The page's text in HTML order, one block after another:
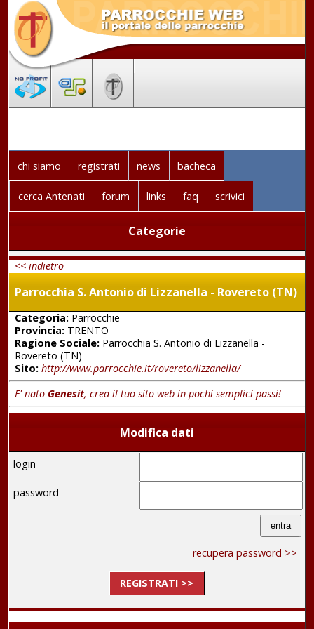
chi siamo registrati news bacheca
cerca Antenati forum links faq scrivici
Categorie
<< indietro
Parrocchia S. Antonio di Lizzanella - Rovereto (TN)
Categoria:Parrocchie
Provincia:TRENTO
Ragione Sociale:Parrocchia S. Antonio di Lizzanella -
Rovereto (TN)
Sito: http://www.parrocchie.it/rovereto/lizzanella/
E' nato Genesit, crea il tuo sito web in pochi semplici passi!
Modifica dati
login
password
recupera password >>
REGISTRATI >>